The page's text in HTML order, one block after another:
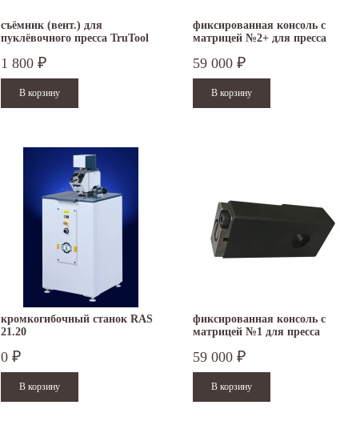
съёмник (вент.) для
пуклёвочного пресса TruTool
1 800 ₽
фиксированная консоль с
матрицей №2+ для пресса
59 000 ₽
кромкогибочный станок RAS
21.20
0 ₽
фиксированная консоль с
матрицей №1 для пресса
59 000 ₽